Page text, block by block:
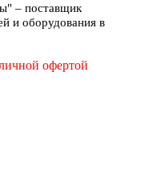
– поставщик
и оборудования в
офертой